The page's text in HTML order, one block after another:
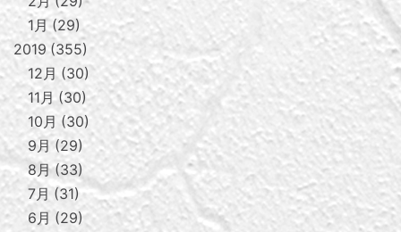
1月 29
2019 355
12月 30
11月 30
10月
30
9月
29
8月 33
7月
31
6月
29